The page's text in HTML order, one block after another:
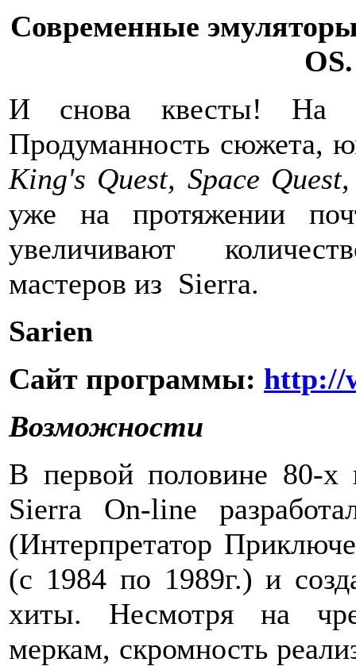
Современные
И снова квесты! На
Продуманность сюжета,
King's Quest, Space
уже на протяжении
увеличивают
мастеров из Sierra.
Sarien
Сайт программы: http://
Возможности
В первой половине 80-х
Sierra On-line
(Интерпретатор
(с 1984 по 1989г.) и
хиты. Несмотря на
меркам, скромность